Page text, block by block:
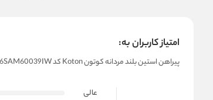
امتیاز کاربران به:
پیراهن استین بلند مردانه کوتون Koton کد 6SAM60039IW
عالی